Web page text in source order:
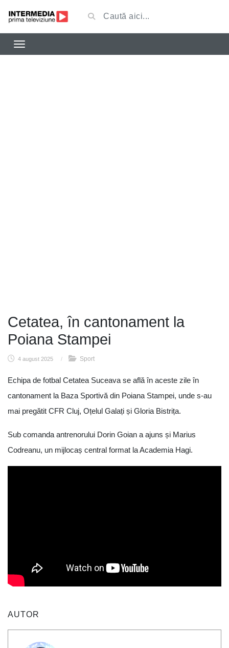
Cetatea, în cantonament la
Poiana Stampei
4 august 2025 / Sport
Echipa de fotbal Cetatea Suceava se află în aceste zile în
cantonament la Baza Sportivă din Poiana Stampei, unde s-au
mai pregătit CFR Cluj, Oțelul Galați și Gloria Bistrița.
Sub comanda antrenorului Dorin Goian a ajuns și Marius
Codreanu, un mijlocaș central format la Academia Hagi.
AUTOR